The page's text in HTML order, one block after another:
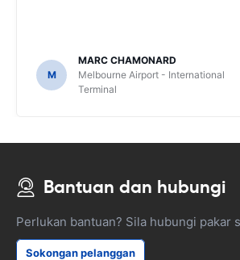
M
MARC CHAMONARD
Melbourne Airport - International
Terminal
Bantuan dan hubungi
Perlukan bantuan? Sila hubungi pakar
Sokongan pelanggan